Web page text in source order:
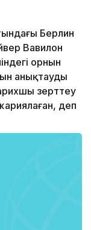
Берлин
Вавилон
орнын
анықтауды
зерттеу
деп